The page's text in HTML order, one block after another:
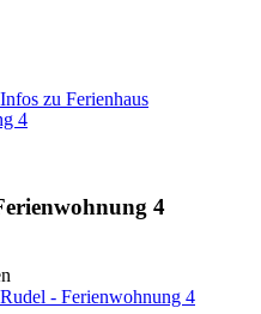
zu Ferienhaus
4
4
- Ferienwohnung 4